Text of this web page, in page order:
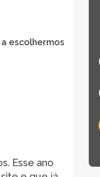
escolhermos
Esse ano